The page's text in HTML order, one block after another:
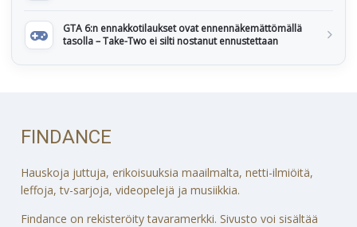
GTA 6:n ennakkotilaukset ovat ennennäkemättömällä
tasolla – Take-Two ei silti nostanut ennustettaan
FINDANCE
Hauskoja juttuja, erikoisuuksia maailmalta, netti-ilmiöitä,
leffoja, tv-sarjoja, videopelejä ja musiikkia.
Findance on rekisteröity tavaramerkki. Sivusto voi sisältää